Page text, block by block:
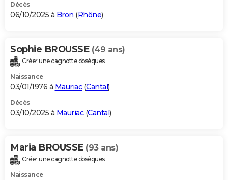
Décès
06/10/2025 à Bron (Rhône)
Sophie BROUSSE (49 ans)
Créer une cagnotte obsèques
Naissance
03/01/1976 à Mauriac(Cantal)
Décès
03/10/2025 à Mauriac(Cantal)
Maria BROUSSE (93 ans)
Créer une cagnotte obsèques
Naissance